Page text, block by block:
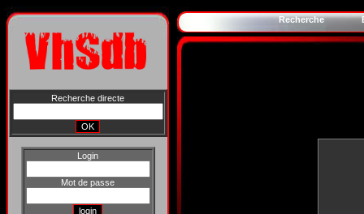
Recherche directe
Login
Mot de passe
Recherche